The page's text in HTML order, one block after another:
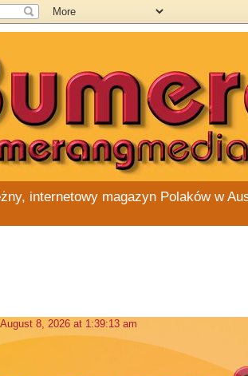
internetowy magazyn Polaków w